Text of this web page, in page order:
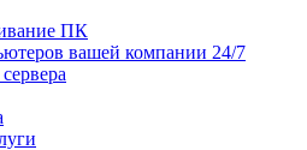
ПК
вашей компании 24/7